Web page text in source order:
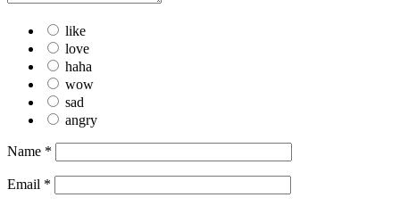
like
love
haha
wow
sad
angry
Name *
Email *